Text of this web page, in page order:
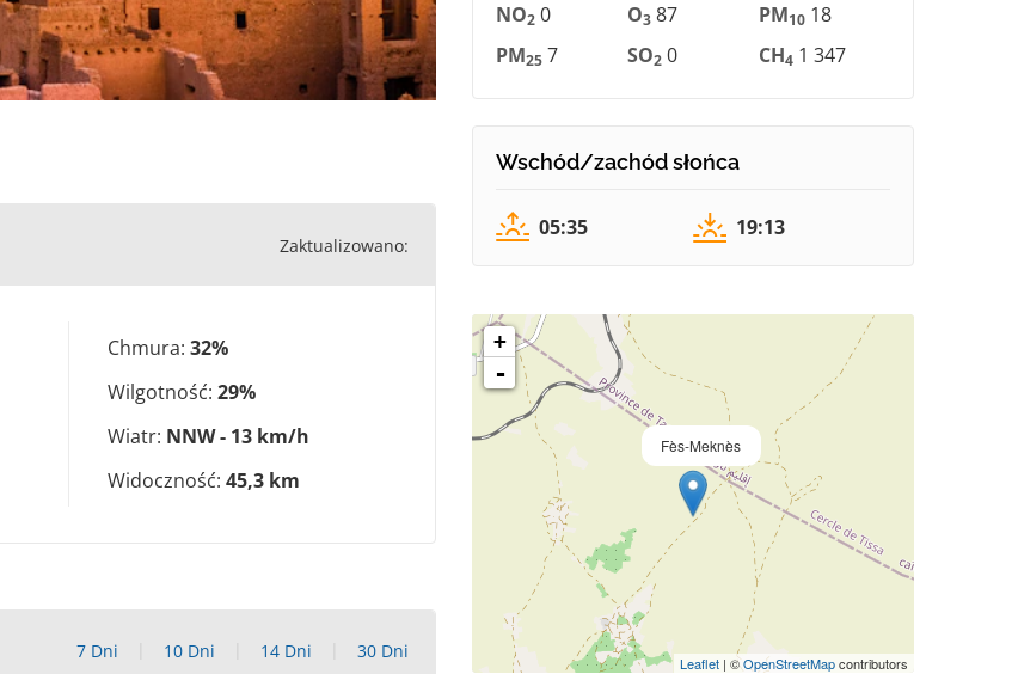
Zaktualizowano:
Chmura: 32%
Wilgotność: 29%
Wiatr: NNW - 13 km/h
Widoczność: 45,3 km
7 Dni 10 Dni 14 Dni 30 Dni
NO2 0 O3 87 PM10 18
PM25 7 SO2 0 CH4 1 347
Wschód/zachód słońca
05:35 19:13
Fès-Meknès
+
-
Leaflet | ©OpenStreetMapcontributors